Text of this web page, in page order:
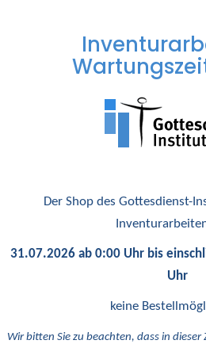
Der Shop des Gottesdienst-
31.07.2026 ab 0:00 Uhr bis
Uhr
keine
Wir bitten Sie zu beachten, dass in